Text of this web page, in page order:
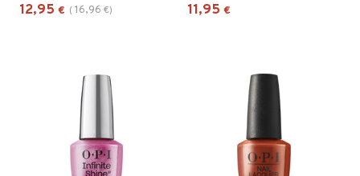
12,95 € ( 16,96 €) 11,95 €